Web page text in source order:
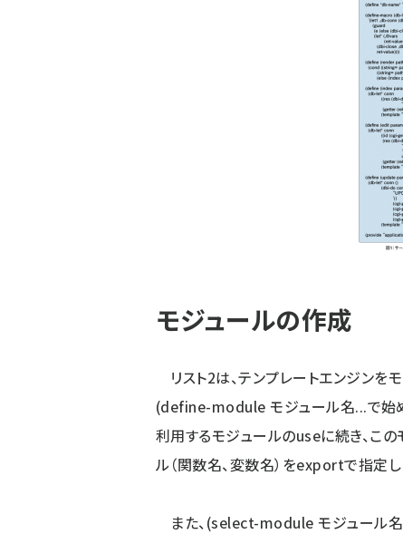
モジュールの作成
リスト2は、テンプレートエンジンを
(define-module モジュール名...で始
利用するモジュールのuseに続き、こ
ル（関数名、変数名）をexportで指定し
また、(select-module モジュール